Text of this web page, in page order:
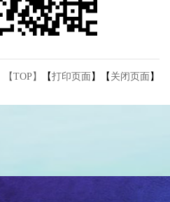
【TOP】 【打印页面 】【 关闭页面 】